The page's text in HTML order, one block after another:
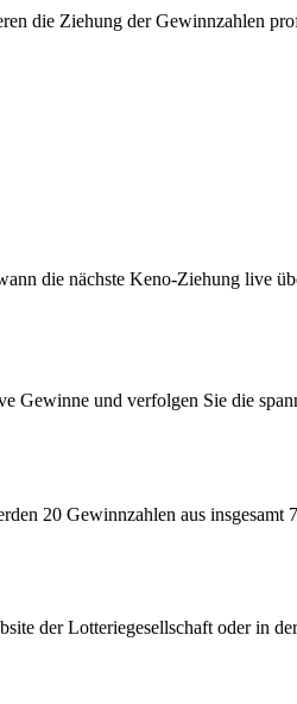
die Ziehung der Gewinnzahlen
die nächste Keno-Ziehung live
Gewinne und verfolgen Sie die
20 Gewinnzahlen aus insgesamt
der Lotteriegesellschaft oder in